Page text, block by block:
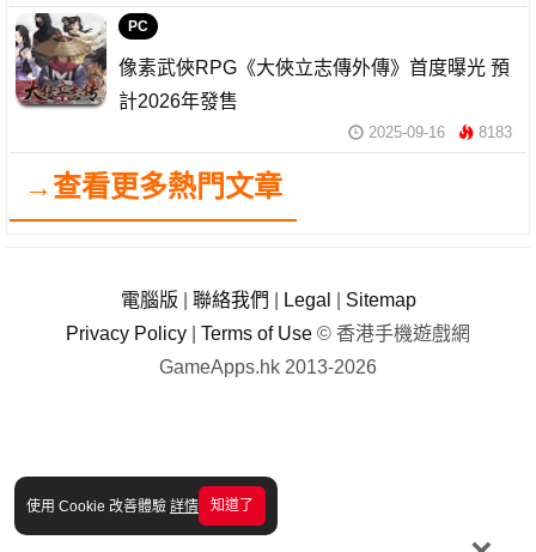
使用 Cookie 改善體驗 詳情 知道了
PC
像素武俠RPG《大俠立志傳外傳》首度曝光 預
計2026年發售
2025-09-16 8183
→查看更多熱門文章
電腦版 聯絡我們 Legal
Sitemap
Privacy Policy
Terms of Use © 香港手機遊戲網
GameApps.hk 2013-2026